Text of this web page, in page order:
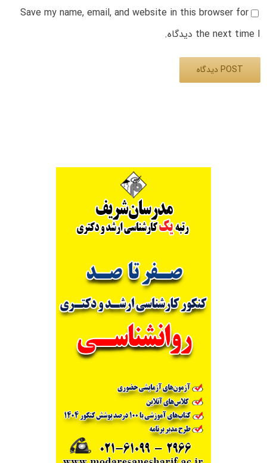
Save my name, email, and website in this browser for
the next time I دیدگاه.